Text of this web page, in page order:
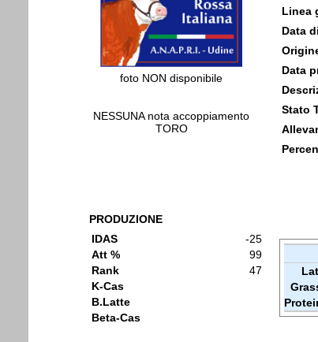
foto NON disponibile
NESSUNA nota accoppiamento
TORO
Linea
Data
Data
Stato
PRODUZIONE
IDAS
-25
Att %
99
Rank
47
K-Cas
B.Latte
Beta-Cas